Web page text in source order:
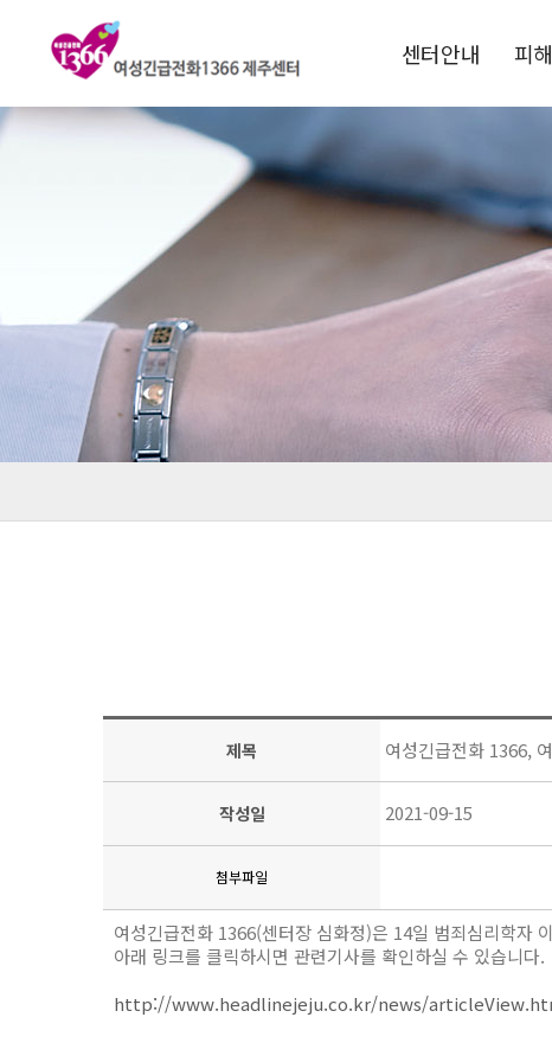
센터안내
1366소개
운영목적
연혁
비전 및 핵심과제
전국1366현황
찾아오시는길
피
제목 여성긴급전화 1366,
작성일 2021-09-15
첨부파일
여성긴급전화 1366(센터장 심화정)은 14일 범죄심리학자
아래 링크를 클릭하시면 관련기사를 확인하실 수 있습니다.
http://www.headlinejeju.co.kr/news/